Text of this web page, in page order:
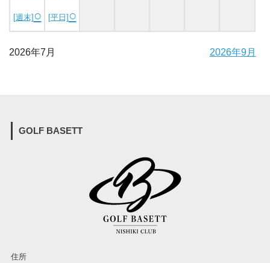
[週末] ○ [平日] ○
2026年7月 2026年9月
GOLF BASETT
住所